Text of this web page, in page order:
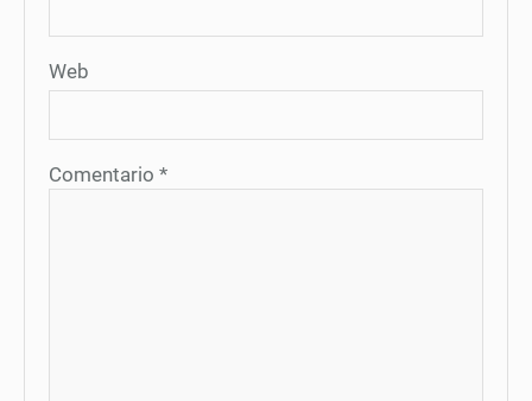
Web
Comentario *